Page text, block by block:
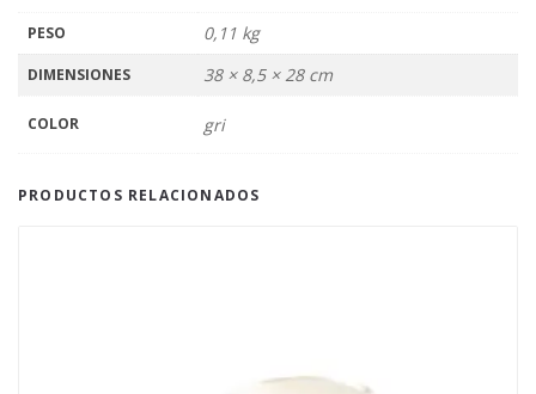
PESO 0,11 kg
DIMENSIONES 38 × 8,5 × 28 cm
COLOR gri
PRODUCTOS RELACIONADOS